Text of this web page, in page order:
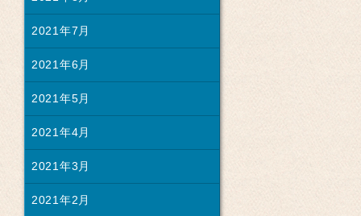
2021年7月
2021年6月
2021年5月
2021年4月
2021年3月
2021年2月